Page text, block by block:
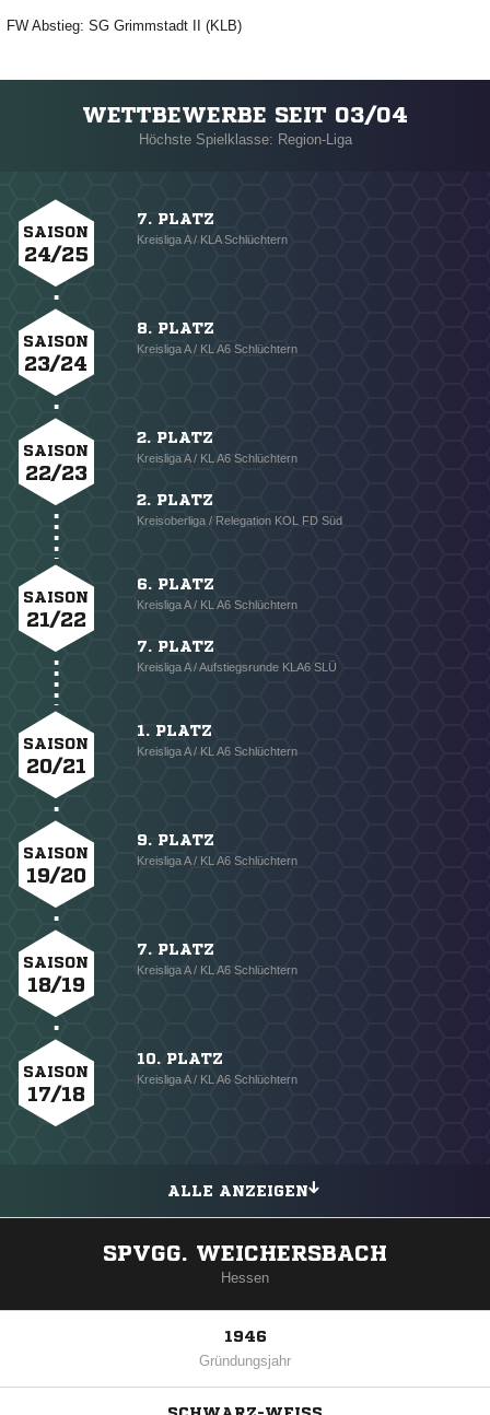
FW Abstieg: SG Grimmstadt II (KLB)
WETTBEWERBE SEIT 03/04
Höchste Spielklasse: Region-Liga
SAISON
24/25
7. PLATZ
Kreisliga A / KLA Schlüchtern
SAISON
23/24
8. PLATZ
Kreisliga A / KL A6 Schlüchtern
SAISON
22/23
2. PLATZ
Kreisliga A / KL A6 Schlüchtern
2. PLATZ
Kreisoberliga / Relegation KOL FD Süd
SAISON
21/22
6. PLATZ
Kreisliga A / KL A6 Schlüchtern
7. PLATZ
Kreisliga A / Aufstiegsrunde KLA6 SLÜ
SAISON
20/21
1. PLATZ
Kreisliga A / KL A6 Schlüchtern
SAISON
19/20
9. PLATZ
Kreisliga A / KL A6 Schlüchtern
SAISON
18/19
7. PLATZ
Kreisliga A / KL A6 Schlüchtern
SAISON
17/18
10. PLATZ
Kreisliga A / KL A6 Schlüchtern
ALLE ANZEIGEN
SPVGG. WEICHERSBACH
Hessen
1946
Gründungsjahr